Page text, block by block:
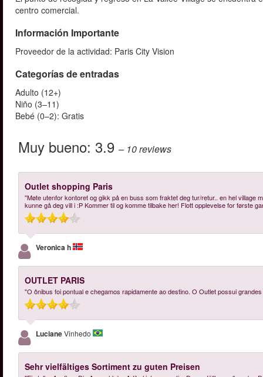
centro comercial.
Información Importante
Proveedor de la actividad: Paris City Vision
Categorías de entradas
Adulto (12+)
Niño (3–11)
Bebé (0–2): Gratis
Muy bueno: 3.9 – 10reviews
Outlet shopping Paris
"Møte utenfor kontoret og gikk på en buss som fraktet deg tur/retur.. en hel
kunne gå deg vill i :P Kommer til og komme tilbake her! Flott opplevelse for første
Veronica h
OUTLET PARIS
"O ônibus foi pontual e chegamos rapidamente ao destino. O Outlet possui
LucianeVinhedo
Sehr vielfältiges Sortiment zu guten Preisen